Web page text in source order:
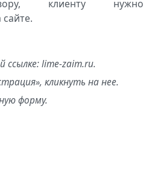
клиенту нужно
lime-zaim.ru.
кликнуть на нее.
форму.